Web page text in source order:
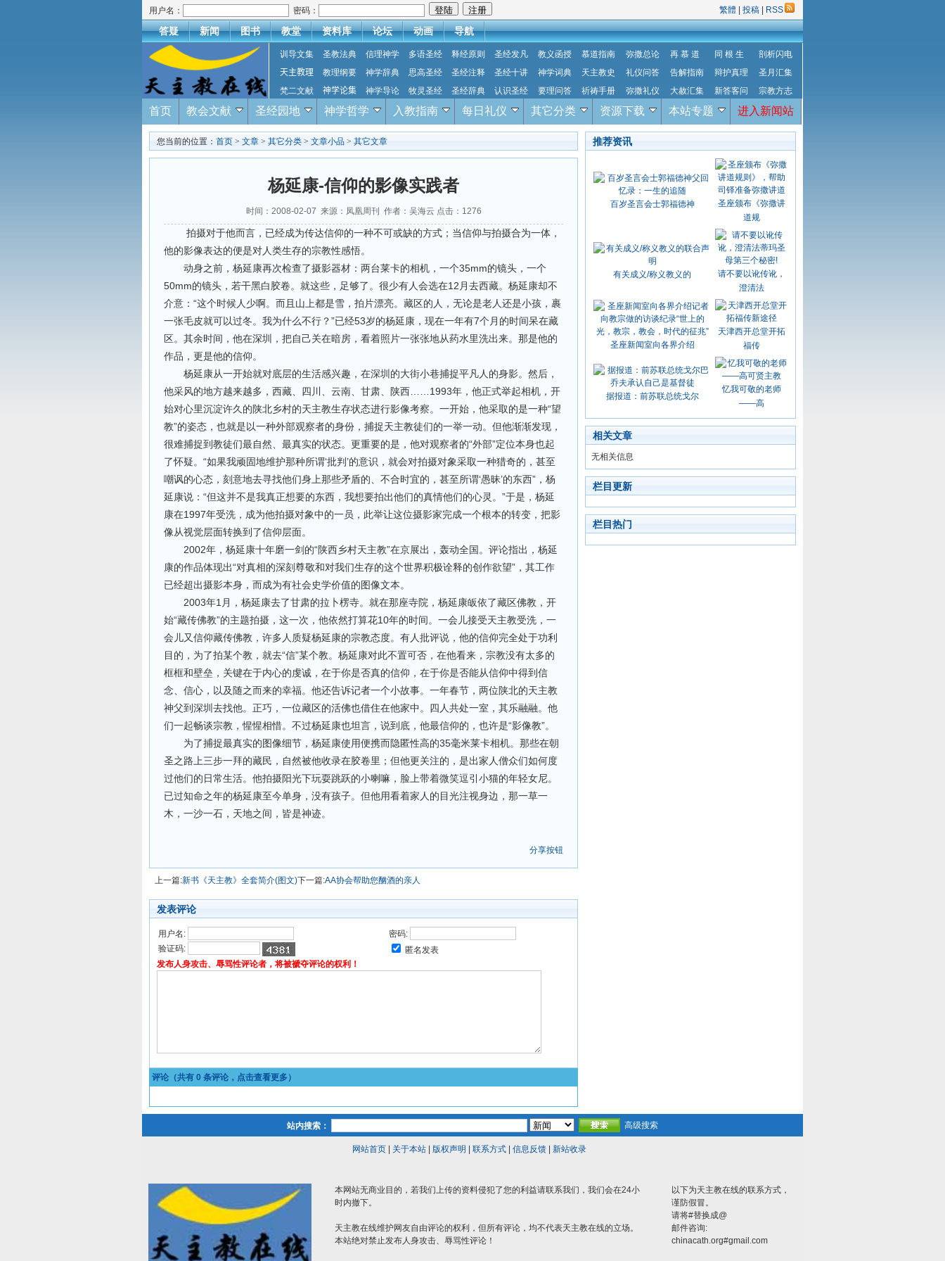
用户名： 密码： 繁體 投稿 RSS
答疑 新闻 图书 教堂 资料库 论坛 动画 导航
训导文集 圣教法典 信理神学 多语圣经 释经原则 圣经发凡 教义函授 慕道指南 弥撒总论 再 慕 道 同 根 生
剖析闪电
天主教理
教理纲要 神学辞典 思高圣经 圣经注释 圣经十讲 神学词典 天主教史 礼仪问答 告解指南 辩护真理
圣月汇集
梵二文献
神学论集 神学导论 牧灵圣经 圣经辞典 认识圣经 要理问答 祈祷手册 弥撒礼仪 大赦汇集 新答客问 宗教方志
首页 教会文献 圣经园地 神学哲学 入教指南 每日礼仪 其它分类 资源下载 本站专题 进入新闻站
您当前的位置： 首页 > 文章 > 其它分类 > 文章小品 > 其它文章
杨延康-信仰的影像实践者
时间：2008-02-07 来源：凤凰周刊 作者：吴海云 点击： 1276
拍摄对于他而言，已经成为传达信仰的一种不可或缺的方式；当信仰与拍摄合为一体，
他的影像表达的便是对人类生存的宗教性感悟。
动身之前，杨延康再次检查了摄影器材：两台莱卡的相机，一个35mm的镜头，一个
50mm的镜头，若干黑白胶卷。就这些，足够了。很少有人会选在12月去西藏。杨延康却不
介意：“这个时候人少啊。而且山上都是雪，拍片漂亮。藏区的人，无论是老人还是小孩，裹
一张毛皮就可以过冬。我为什么不行？”已经53岁的杨延康，现在一年有7个月的时间呆在藏
区。其余时间，他在深圳，把自己关在暗房，看着照片一张张地从药水里洗出来。那是他的
作品，更是他的信仰。
杨延康从一开始就对底层的生活感兴趣，在深圳的大街小巷捕捉平凡人的身影。然后，
他采风的地方越来越多，西藏、四川、云南、甘肃、陕西……1993年，他正式举起相机，开
始对心里沉淀许久的陕北乡村的天主教生存状态进行影像考察。一开始，他采取的是一种“望
教”的姿态，也就是以一种外部观察者的身份，捕捉天主教徒们的一举一动。但他渐渐发现，
很难捕捉到教徒们最自然、最真实的状态。更重要的是，他对观察者的“外部”定位本身也起
了怀疑。“如果我顽固地维护那种所谓‘批判’的意识，就会对拍摄对象采取一种猎奇的，甚至
嘲讽的心态，刻意地去寻找他们身上那些矛盾的、不合时宜的，甚至所谓‘愚昧’的东西”，杨
延康说：“但这并不是我真正想要的东西，我想要拍出他们的真情他们的心灵。”于是，杨延
康在1997年受洗，成为他拍摄对象中的一员，此举让这位摄影家完成一个根本的转变，把影
像从视觉层面转换到了信仰层面。
2002年，杨延康十年磨一剑的“陕西乡村天主教”在京展出，轰动全国。评论指出，杨延
康的作品体现出“对真相的深刻尊敬和对我们生存的这个世界积极诠释的创作欲望”，其工作
已经超出摄影本身，而成为有社会史学价值的图像文本。
2003年1月，杨延康去了甘肃的拉卜楞寺。就在那座寺院，杨延康皈依了藏区佛教，开
始“藏传佛教”的主题拍摄，这一次，他依然打算花10年的时间。一会儿接受天主教受洗，一
会儿又信仰藏传佛教，许多人质疑杨延康的宗教态度。有人批评说，他的信仰完全处于功利
目的，为了拍某个教，就去“信”某个教。杨延康对此不置可否，在他看来，宗教没有太多的
框框和壁垒，关键在于内心的虔诚，在于你是否真的信仰，在于你是否能从信仰中得到信
念、信心，以及随之而来的幸福。他还告诉记者一个小故事。一年春节，两位陕北的天主教
神父到深圳去找他。正巧，一位藏区的活佛也借住在他家中。四人共处一室，其乐融融。他
们一起畅谈宗教，惺惺相惜。不过杨延康也坦言，说到底，他最信仰的，也许是“影像教”。
为了捕捉最真实的图像细节，杨延康使用便携而隐匿性高的35毫米莱卡相机。那些在朝
圣之路上三步一拜的藏民，自然被他收录在胶卷里；但他更关注的，是出家人僧众们如何度
过他们的日常生活。他拍摄阳光下玩耍跳跃的小喇嘛，脸上带着微笑逗引小猫的年轻女尼。
已过知命之年的杨延康至今单身，没有孩子。但他用看着家人的目光注视身边，那一草一
木，一沙一石，天地之间，皆是神迹。
分享按钮
上一篇:新书《天主教》全套简介(图文)下一篇:AA协会帮助您酗酒的亲人
发表评论
用户名:
密码:
验证码:
匿名发表
发布人身攻击、辱骂性评论者，将被褫夺评论的权利！
评论（共有 0 条评论，点击查看更多）
推荐资讯
百岁圣言会士郭福德神
圣座颁布《弥撒讲
道规
有关成义/称义教义的
请不要以讹传讹，
澄清法
圣座新闻室向各界介绍
天津西开总堂开拓
福传
据报道：前苏联总统戈尔
忆我可敬的老师
——高
相关文章
无相关信息
栏目更新
栏目热门
站内搜索： 高级搜索
网站首页| 关于本站| 版权声明 联系方式| 信息反馈| 新站收录
本网站无商业目的，若我们上传的资料侵犯了您的利益请联系我们，我们会在24小
时内撤下。
天主教在线维护网友自由评论的权利，但所有评论，均不代表天主教在线的立场。
本站绝对禁止发布人身攻击、辱骂性评论！
以下为天主教在线的联系方式，
谨防假冒。
请将#替换成@
邮件咨询:
chinacath.org#gmail.com